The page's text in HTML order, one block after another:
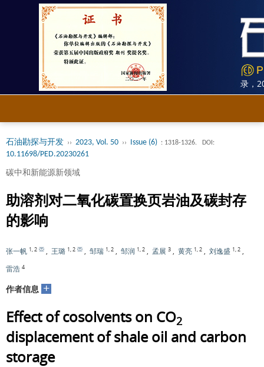
《石油勘探与开发》被SCI、Ei双收录，2025
石油勘探与开发 ›› 2023, Vol. 50 ›› Issue (6) : 1318-1326. DOI:
10.11698/PED.20230261
碳中和新能源新领域
助溶剂对二氧化碳置换页岩油及碳封存
的影响
张一帆 1,2 王璐 1,2 邹瑞 1,2 邹润 1,2 孟展 3 黄亮 1,2 刘逸盛 1,2
雷浩 4
作者信息 +
Effect of cosolvents on CO2
displacement of shale oil and carbon
storage